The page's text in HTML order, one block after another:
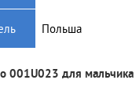
6m+ (3
03
пары/уп.)
Польша
001U023 для мальчика